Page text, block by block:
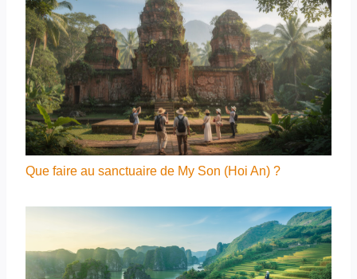
Que faire au sanctuaire de My Son (Hoi An) ?